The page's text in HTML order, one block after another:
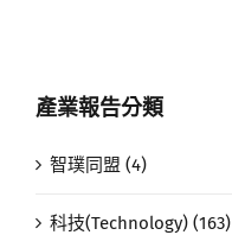
產業報告分類
智璞同盟 (4)
科技(Technology) (163)